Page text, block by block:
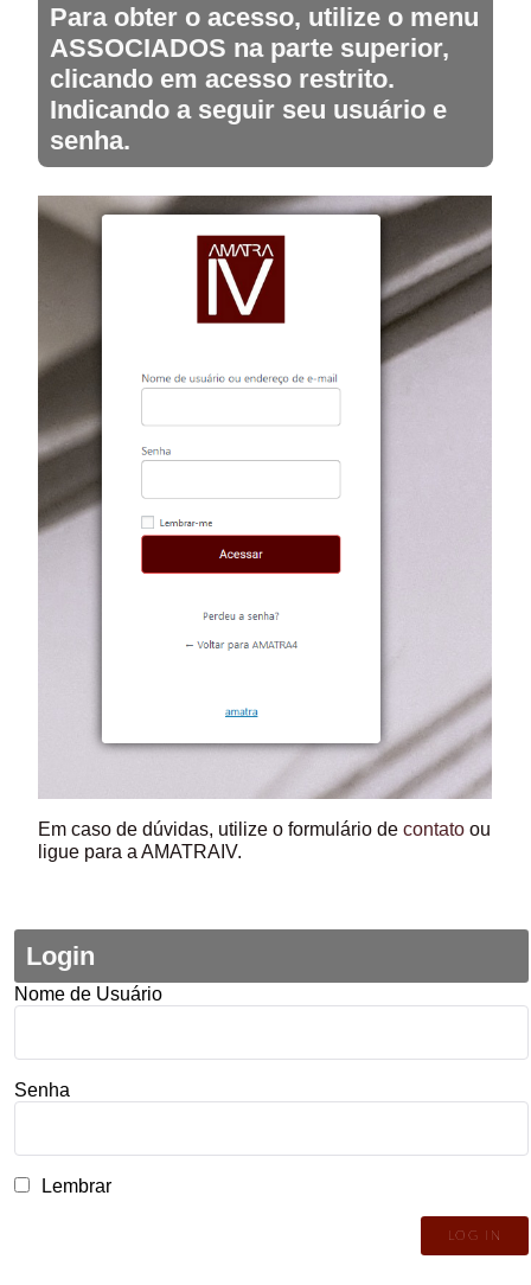
Para obter o acesso, utilize o menu
ASSOCIADOS na parte superior,
clicando em acesso restrito.
Indicando a seguir seu usuário e
senha.
Em caso de dúvidas, utilize o formulário decontato ou
ligue para a AMATRAIV.
Login
Nome de Usuário
Senha
Lembrar